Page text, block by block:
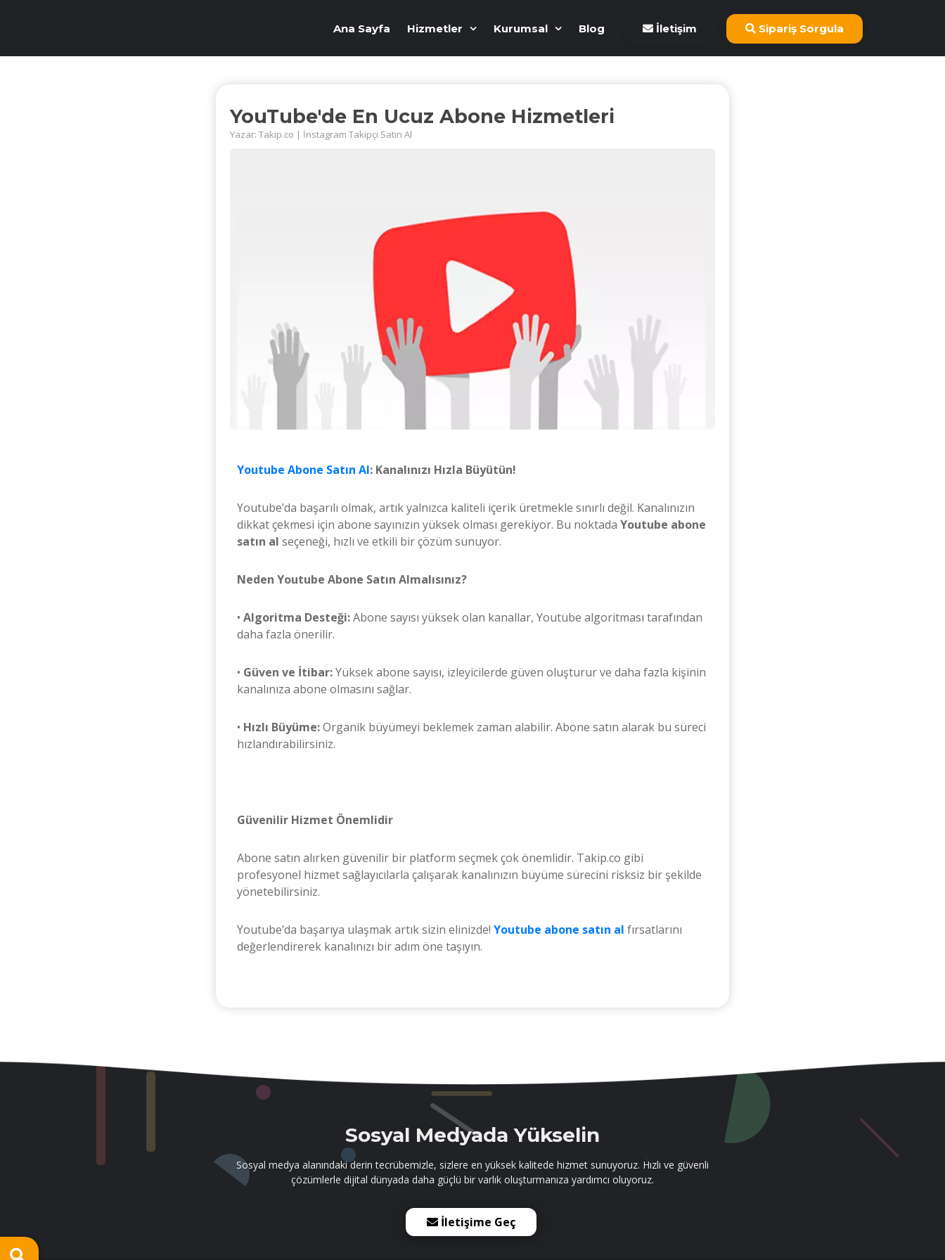
Ana Sayfa Hizmetler Kurumsal Blog İletişim Sipariş Sorgula
YouTube'de En Ucuz Abone Hizmetleri
Yazar: Takip.co | İnstagram Takipçi Satın Al
Youtube Abone Satın Al: Kanalınızı Hızla Büyütün!
Youtube’da başarılı olmak, artık yalnızca kaliteli içerik üretmekle sınırlı değil. Kanalınızın
dikkat çekmesi için abone sayınızın yüksek olması gerekiyor. Bu noktada Youtube abone
satın al seçeneği, hızlı ve etkili bir çözüm sunuyor.
Neden Youtube Abone Satın Almalısınız?
• Algoritma Desteği:Abone sayısı yüksek olan kanallar, Youtube algoritması tarafından
daha fazla önerilir.
• Güven ve İtibar:Yüksek abone sayısı, izleyicilerde güven oluşturur ve daha fazla kişinin
kanalınıza abone olmasını sağlar.
• Hızlı Büyüme:Organik büyümeyi beklemek zaman alabilir. Abone satın alarak bu süreci
hızlandırabilirsiniz.
Güvenilir Hizmet Önemlidir
Abone satın alırken güvenilir bir platform seçmek çok önemlidir. Takip.co gibi
profesyonel hizmet sağlayıcılarla çalışarak kanalınızın büyüme sürecini risksiz bir şekilde
yönetebilirsiniz.
Youtube’da başarıya ulaşmak artık sizin elinizde! Youtube abone satın al fırsatlarını
değerlendirerek kanalınızı bir adım öne taşıyın.
Sosyal Medyada Yükselin
Sosyal medya alanındaki derin tecrübemizle, sizlere en yüksek kalitede hizmet sunuyoruz. Hızlı ve güvenli
çözümlerle dijital dünyada daha güçlü bir varlık oluşturmanıza yardımcı oluyoruz.
İletişime Geç